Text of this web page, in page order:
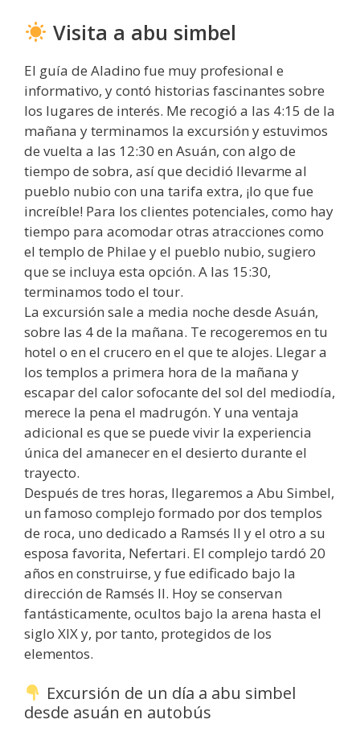
Visita a abu simbel
El guía de Aladino fue muy profesional e
informativo, y contó historias fascinantes sobre
los lugares de interés. Me recogió a las 4:15 de la
mañana y terminamos la excursión y estuvimos
de vuelta a las 12:30 en Asuán, con algo de
tiempo de sobra, así que decidió llevarme al
pueblo nubio con una tarifa extra, ¡lo que fue
increíble! Para los clientes potenciales, como hay
tiempo para acomodar otras atracciones como
el templo de Philae y el pueblo nubio, sugiero
que se incluya esta opción. A las 15:30,
terminamos todo el tour.
La excursión sale a media noche desde Asuán,
sobre las 4 de la mañana. Te recogeremos en tu
hotel o en el crucero en el que te alojes. Llegar a
los templos a primera hora de la mañana y
escapar del calor sofocante del sol del mediodía,
merece la pena el madrugón. Y una ventaja
adicional es que se puede vivir la experiencia
única del amanecer en el desierto durante el
trayecto.
Después de tres horas, llegaremos a Abu Simbel,
un famoso complejo formado por dos templos
de roca, uno dedicado a Ramsés II y el otro a su
esposa favorita, Nefertari. El complejo tardó 20
años en construirse, y fue edificado bajo la
dirección de Ramsés II. Hoy se conservan
fantásticamente, ocultos bajo la arena hasta el
siglo XIX y, por tanto, protegidos de los
elementos.
Excursión de un día a abu simbel
desde asuán en autobús